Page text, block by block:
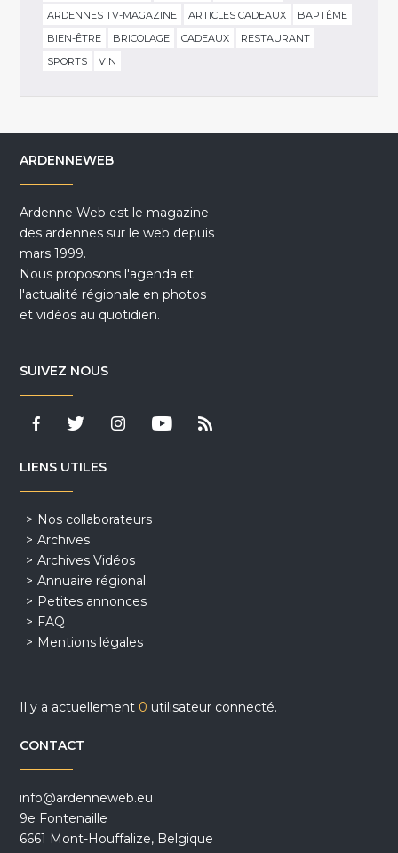
ARDENNES TV-MAGAZINE
ARTICLES CADEAUX
BAPTÊME
BIEN-ÊTRE
BRICOLAGE CADEAUX
RESTAURANT
SPORTS
VIN
ARDENNEWEB
Ardenne Web est le magazine
des ardennes sur le web depuis
mars 1999.
Nous proposons l'agenda et
l'actualité régionale en photos
et vidéos au quotidien.
SUIVEZ NOUS
LIENS UTILES
Nos collaborateurs
Archives
Archives Vidéos
Annuaire régional
Petites annonces
FAQ
Mentions légales
Il y a actuellement 0 utilisateur connecté.
CONTACT
info@ardenneweb.eu
9e Fontenaille
6661 Mont-Houffalize, Belgique